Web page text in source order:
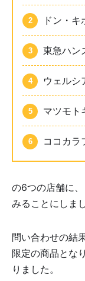
ドン・キ
東急ハン
ウェルシ
マツモト
ココカラ
の6つの店舗に
みることにしまし
問い合わせの結
限定の商品とな
りました。